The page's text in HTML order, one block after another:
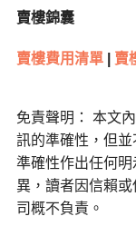
賣樓錦囊
賣樓費用清單| 賣
免責聲明： 本文
訊的準確性，但
準確性作出任何
異，讀者因信賴
司概不負責。